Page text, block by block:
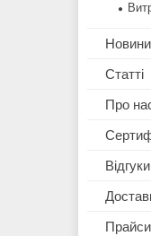
Новини
Статті
Про
Відгуки
Прайси